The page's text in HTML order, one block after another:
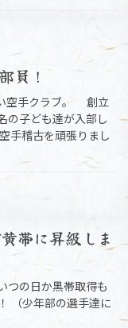
員！
空手クラブ。 創立
の子ども達が入部し
手稽古を頑張りまし
帯に昇級しま
の日か黒帯取得も
（少年部の選手達に